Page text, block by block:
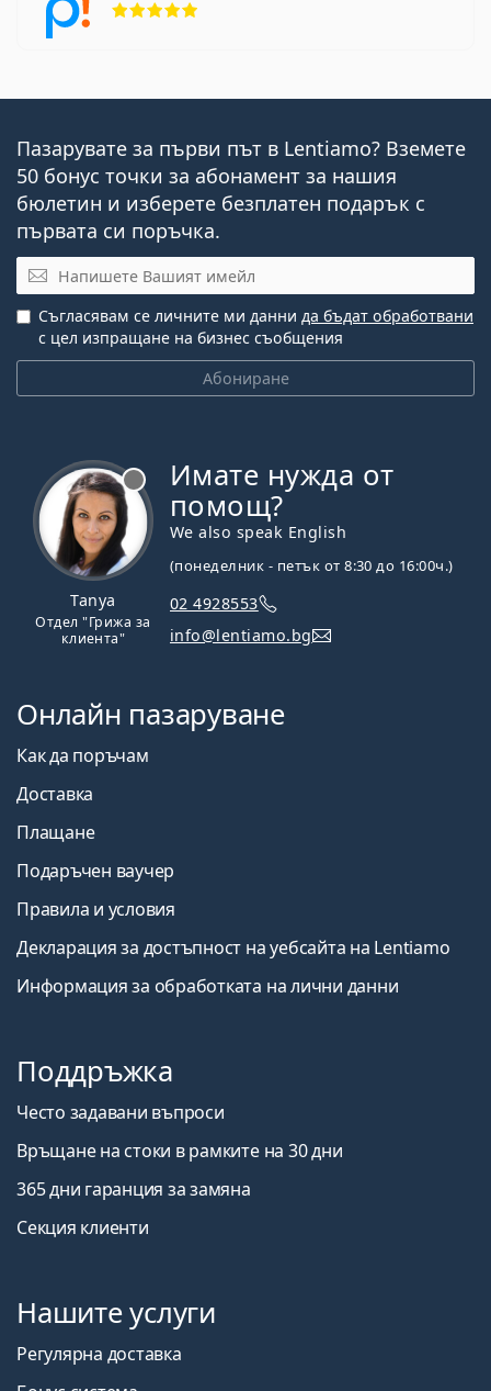
Пазарувате за първи път в Lentiamo? Вземете
50 бонус точки за абонамент за нашия
бюлетин и изберете безплатен подарък с
първата си поръчка.
Имейл
Абониране
Съгласявам се личните ми данни да бъдат обработвани
с цел изпращане на бизнес съобщения
Tanya
Отдел "Грижа за
клиента"
Имате нужда от
помощ?
We also speak English
(понеделник - петък от 8:30 до 16:00ч.)
02 4928553
info@lentiamo.bg
Онлайн пазаруване
Как да поръчам
Доставка
Плащане
Подаръчен ваучер
Правила и условия
Декларация за достъпност на уебсайта на Lentiamo
Информация за обработката на лични данни
Поддръжка
Често задавани въпроси
Връщане на стоки в рамките на 30 дни
365 дни гаранция за замяна
Секция клиенти
Нашите услуги
Регулярна доставка